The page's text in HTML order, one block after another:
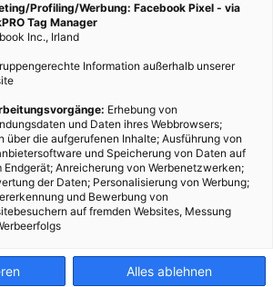
Profiling/Werbung: Facebook Pixel - via
Tag Manager
Inc., Irland
Information außerhalb unserer
Erhebung von
und Daten ihres Webbrowsers;
über die aufgerufenen Inhalte; Ausführung von
und Speicherung von Daten auf
Endgerät; Anreicherung von Werbenetzwerken;
der Daten; Personalisierung von Werbung;
und Bewerbung von
auf fremden Websites, Messung
Alles ablehnen